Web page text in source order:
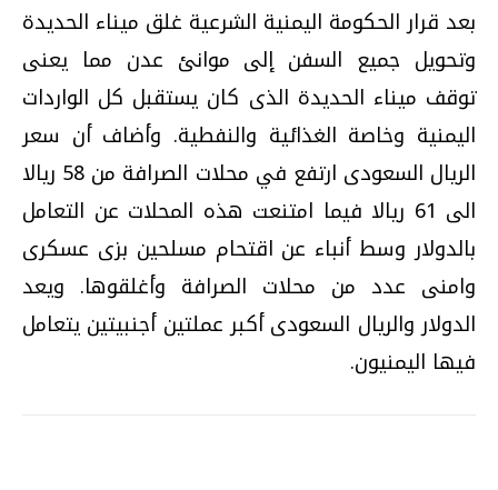
بعد قرار الحكومة اليمنية الشرعية غلق ميناء الحديدة
وتحويل جميع السفن إلى موانئ عدن مما يعنى
توقف ميناء الحديدة الذى كان يستقبل كل الواردات
اليمنية وخاصة الغذائية والنفطية. وأضاف أن سعر
الريال السعودى ارتفع في محلات الصرافة من 58 ريالا
الى 61 ريالا فيما امتنعت هذه المحلات عن التعامل
بالدولار وسط أنباء عن اقتحام مسلحين بزى عسكرى
وامنى عدد من محلات الصرافة وأغلقوها. ويعد
الدولار والريال السعودى أكبر عملتين أجنبيتين يتعامل
فيها اليمنيون.